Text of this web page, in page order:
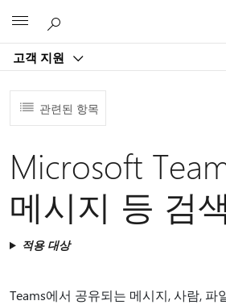
고객 지원
관련된 항목
Microsoft
메시지 등 검색
적용 대상
Teams에서 공유되는 메시지, 사람, 파